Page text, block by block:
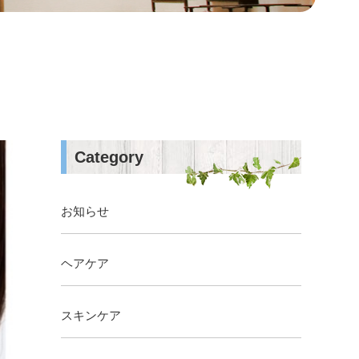
Category
お知らせ
ヘアケア
スキンケア